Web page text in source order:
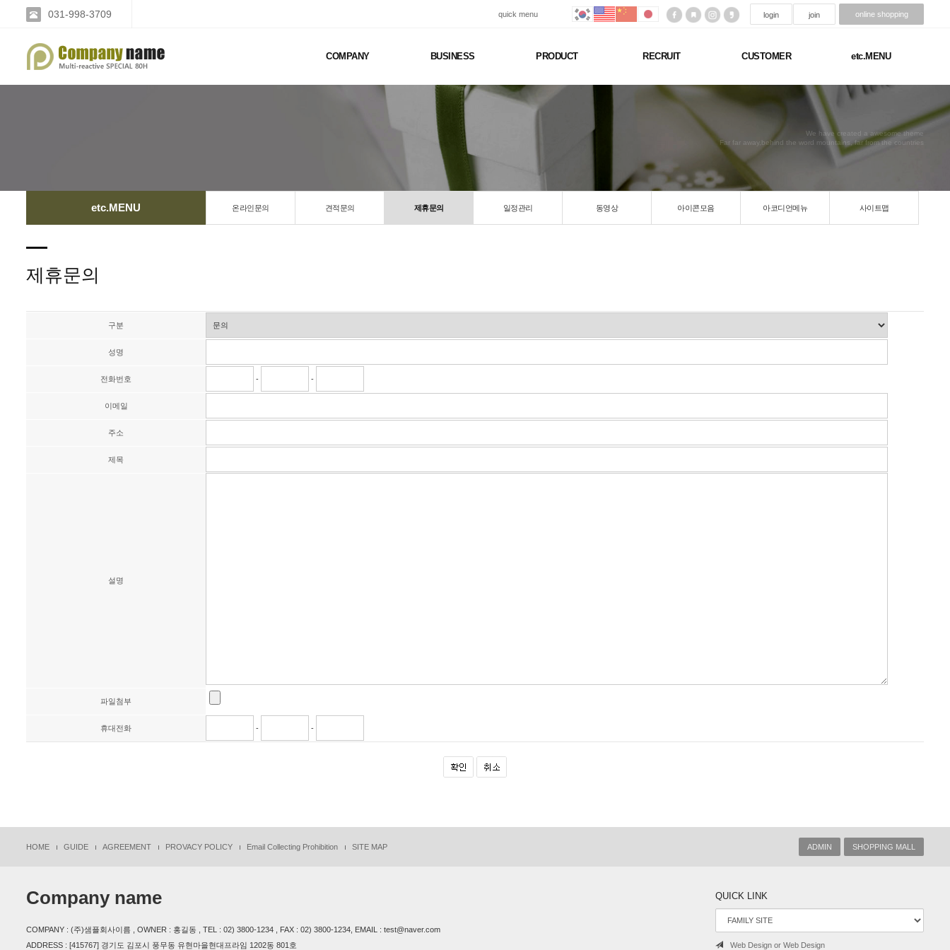
031-998-3709 quick menu login join online shopping
COMPANY BUSINESS PRODUCT RECRUIT CUSTOMER etc.MENU
We have created a awesome theme
Far far away,behind the word mountains, far from the countries
etc.MENU 온라인문의 견적문의 제휴문의 일정관리 동영상 아이콘모음 아코디언메뉴 사이트맵
제휴문의
구분
성명
전화번호 - -
이메일
주소
제목
설명
파일첨부
휴대전화 - -
HOME GUIDE AGREEMENT PROVACY POLICY Email Collecting Prohibition SITE MAP ADMIN SHOPPING MALL
Company name
COMPANY : (주)샘플회사이름 , OWNER : 홍길동 , TEL : 02) 3800-1234 , FAX : 02) 3800-1234, EMAIL : test@naver.com
ADDRESS : [415767] 경기도 김포시 풍무동 유현마을현대프라임 1202동 801호
QUICK LINK
Web Design or Web Design